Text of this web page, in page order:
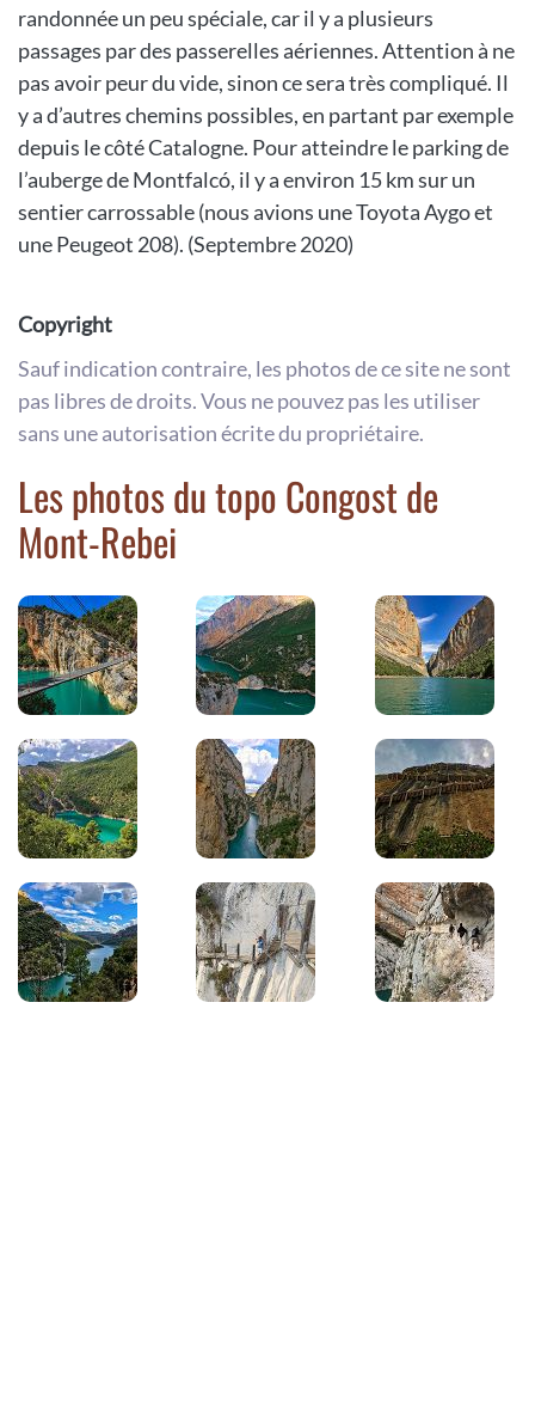
randonnée un peu spéciale, car il y a plusieurs
passages par des passerelles aériennes. Attention à ne
pas avoir peur du vide, sinon ce sera très compliqué. Il
y a d’autres chemins possibles, en partant par exemple
depuis le côté Catalogne. Pour atteindre le parking de
l’auberge de Montfalcó, il y a environ 15 km sur un
sentier carrossable (nous avions une Toyota Aygo et
une Peugeot 208). (Septembre 2020)
Copyright
Sauf indication contraire, les photos de ce site ne sont
pas libres de droits. Vous ne pouvez pas les utiliser
sans une autorisation écrite du propriétaire.
Les photos du topo Congost de
Mont-Rebei